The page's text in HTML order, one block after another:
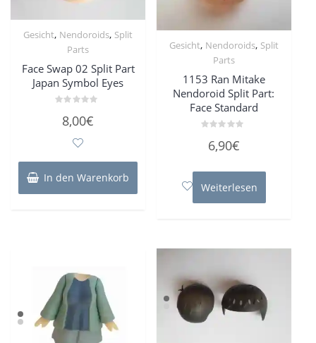
Gesicht, Nendoroids, Split
Parts
Face Swap 02 Split Part
Japan Symbol Eyes
mit8,00€
In den Warenkorb
Gesicht, Nendoroids, Split
Parts
1153 Ran Mitake
Nendoroid Split Part:
Face Standard
mit
5
6,90€
Weiterlesen